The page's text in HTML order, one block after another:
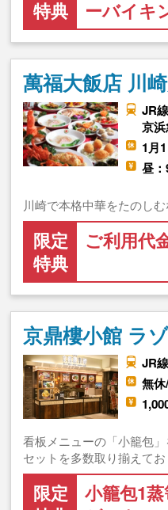
特典 ーバイキ
萬福大飯店 川
JR
京
1月
昼
川崎で本格中華をたのし
限定
特典
ご利用代
京鼎樓小館 ラ
JR
無
看板メニューの「小籠包
セットを多数取り揃えてお
限定
小籠包1